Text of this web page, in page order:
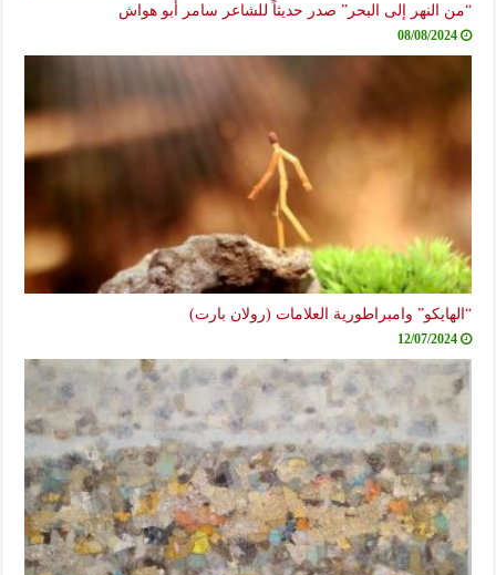
“من النهر إلى البحر” صدر حديثاً للشاعر سامر أبو هواش
08/08/2024
“الهايكو” وامبراطورية العلامات (رولان بارت)
12/07/2024